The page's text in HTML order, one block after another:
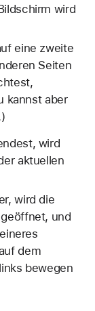
wird
eine zweite
Seiten
kannst aber
wird
aktuellen
wird die
und
dem
bewegen